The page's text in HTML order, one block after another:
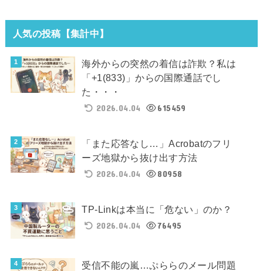
人気の投稿【集計中】
海外からの突然の着信は詐欺？私は
「+1(833)」からの国際通話でし
た・・・
2026.04.04
615459
「また応答なし…」Acrobatのフリ
ーズ地獄から抜け出す方法
2026.04.04
80958
TP-Linkは本当に「危ない」のか？
2026.04.04
76495
受信不能の嵐…ぷららのメール問題